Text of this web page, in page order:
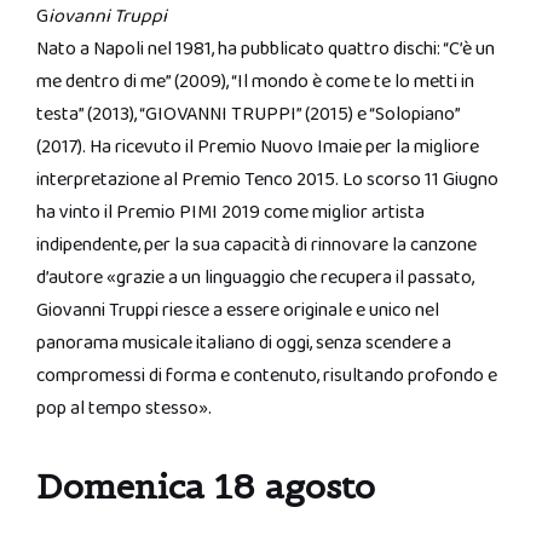
Giovanni Truppi
Nato a Napoli nel 1981, ha pubblicato quattro dischi: “C’è un
me dentro di me” (2009), “Il mondo è come te lo metti in
testa” (2013), “GIOVANNI TRUPPI” (2015) e “Solopiano”
(2017). Ha ricevuto il Premio Nuovo Imaie per la migliore
interpretazione al Premio Tenco 2015. Lo scorso 11 Giugno
ha vinto il Premio PIMI 2019 come miglior artista
indipendente, per la sua capacità di rinnovare la canzone
d’autore «grazie a un linguaggio che recupera il passato,
Giovanni Truppi riesce a essere originale e unico nel
panorama musicale italiano di oggi, senza scendere a
compromessi di forma e contenuto, risultando profondo e
pop al tempo stesso».
Domenica 18 agosto